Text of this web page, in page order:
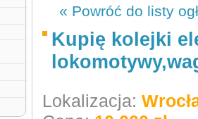
« Powróć do listy
Kupię kolejki
Lokalizacja: